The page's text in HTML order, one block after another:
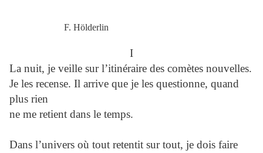
F. Hölderlin
I
La nuit, je veille sur l’itinéraire des comètes nouvelles.
Je les recense. Il arrive que je les questionne, quand
plus rien
ne me retient dans le temps.
Dans l’univers où tout retentit sur tout, je dois faire